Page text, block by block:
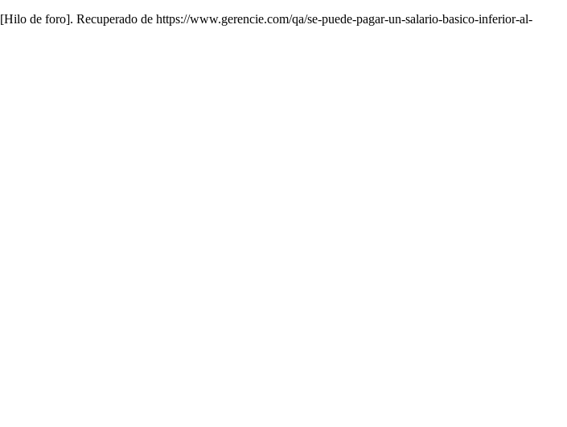
[Hilo de foro]. Recuperado de https://www.gerencie.com/qa/se-puede-pagar-un-salario-basico-inferior-al-